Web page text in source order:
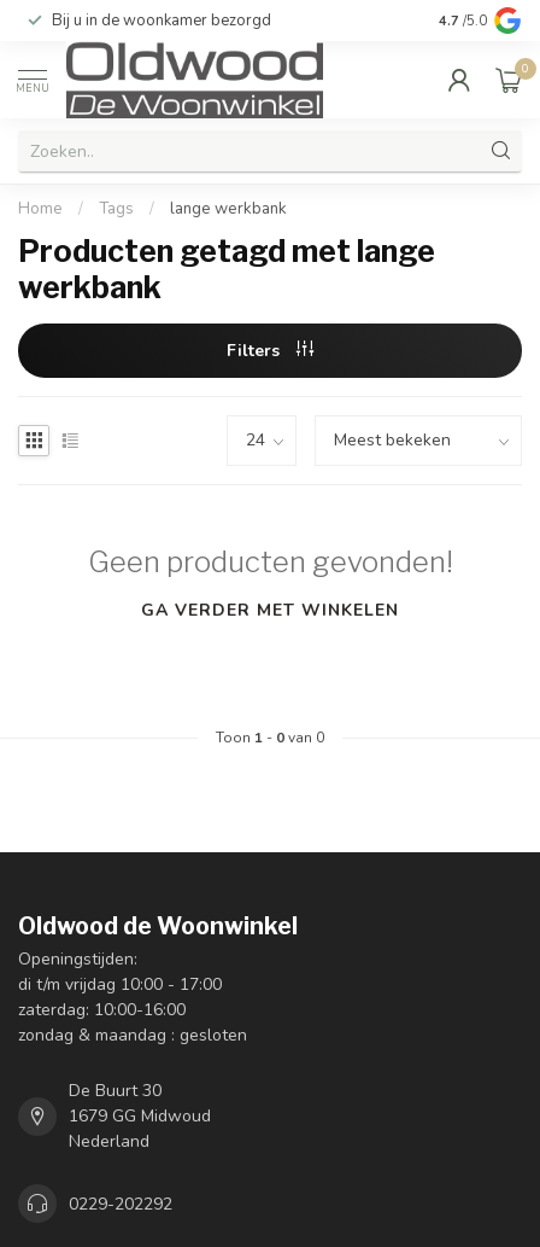
Bij u in de woonkamer bezorgd Kwaliteit &
4.7 /5.0
MENU
0
Home / Tags / lange werkbank
Producten getagd met lange
werkbank
Filters
Geen producten gevonden!
GA VERDER MET WINKELEN
Toon 1 - 0van 0
Oldwood de Woonwinkel
Openingstijden:
di t/m vrijdag 10:00 - 17:00
zaterdag: 10:00-16:00
zondag & maandag : gesloten
De Buurt 30
1679 GG Midwoud
Nederland
0229-202292